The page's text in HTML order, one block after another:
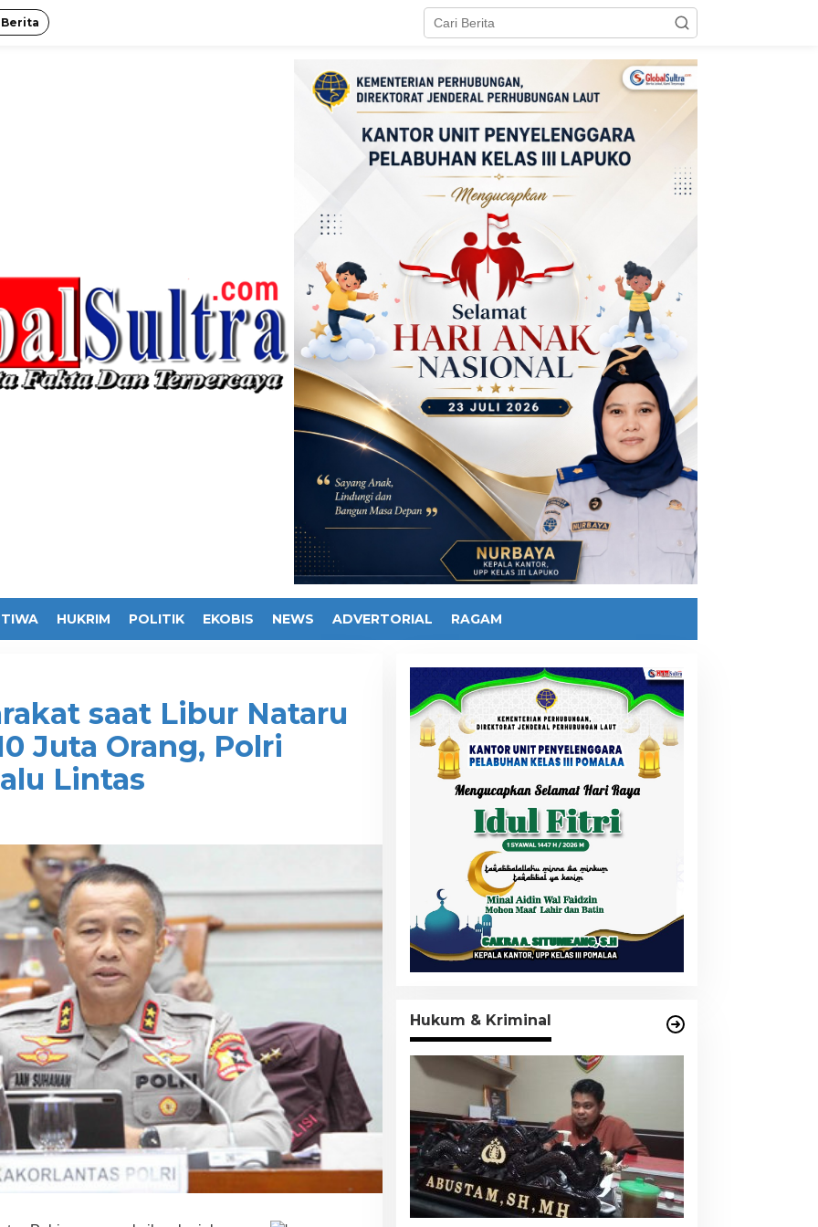
HUKRIM POLITIK EKOBIS NEWS ADVERTORIAL RAGAM
saat Libur Nataru
Juta Orang, Polri
Lintas
Hukum & Kriminal